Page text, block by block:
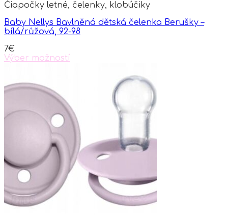
The
may
be
on
the
Čiapočky letné, čelenky, klobúčiky
Baby Nellys Bavlněná dětská čelenka Berušky –
bílá/růžová, 92-98
7€
Výber možností
has
The
on
the
product
page